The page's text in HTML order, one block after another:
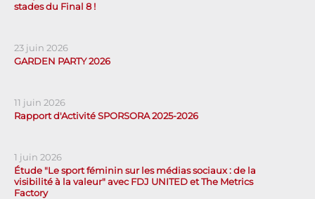
stades du Final 8 !
23 juin 2026
GARDEN PARTY 2026
11 juin 2026
Rapport d'Activité SPORSORA 2025-2026
1 juin 2026
Étude "Le sport féminin sur les médias sociaux : de la
visibilité à la valeur" avec FDJ UNITED et The Metrics
Factory